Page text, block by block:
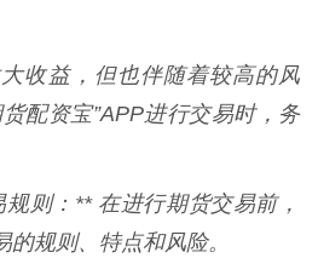
收益，但也伴随着较高的风
配资宝”APP进行交易时，务
则：** 在进行期货交易前，
规则、特点和风险。